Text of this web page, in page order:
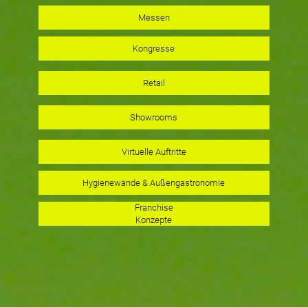
Messen
Kongresse
Retail
Showrooms
Virtuelle Auftritte
Hygienewände & Außengastronomie
Franchise
Konzepte